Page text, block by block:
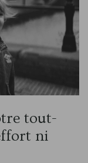
tout-
ni